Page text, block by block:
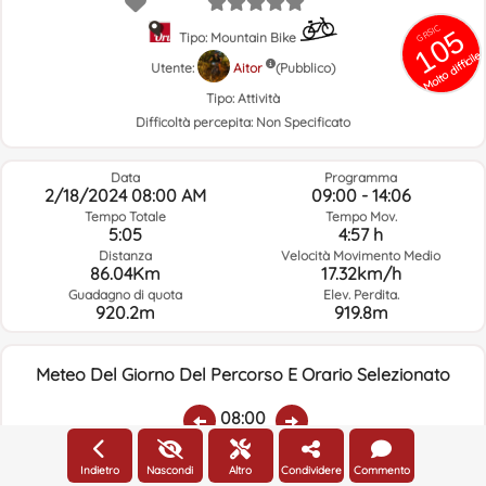
GRSIC
105
Molto difficile
Tipo: Mountain Bike
Utente:
Aitor
(Pubblico)
Tipo: Attività
Difficoltà percepita: Non Specificato
Data
2/18/2024 08:00 AM
Tempo Totale
5:05
Distanza
86.04Km
Guadagno di quota
920.2m
Programma
09:00 - 14:06
Tempo Mov.
4:57 h
Velocità Movimento Medio
17.32km/h
Elev. Perdita.
919.8m
Meteo Del Giorno Del Percorso E Orario Selezionato
08:00
Temp.:Piovere:Umidità Media:Velocità Vento:Indirizzo Vento:
Indietro Nascondi Altro Condividere Commento